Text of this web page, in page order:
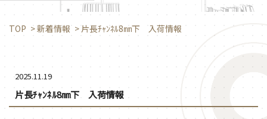
TOP >新着情報 > 片長ﾁｬﾝﾈﾙ8㎜下 入荷情報
2025.11.19
片長ﾁｬﾝﾈﾙ8㎜下 入荷情報